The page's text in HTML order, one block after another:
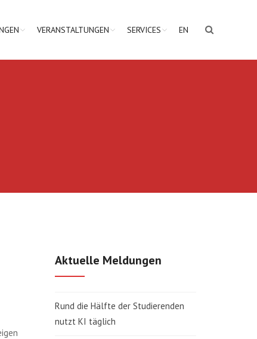
VERANSTALTUNGEN SERVICES EN
Aktuelle Meldungen
Rund die Hälfte der Studierenden
nutzt KI täglich